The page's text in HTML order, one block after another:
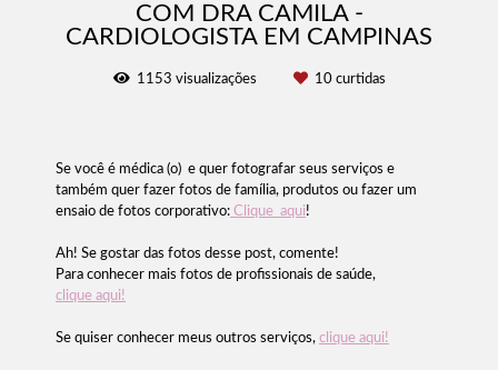
COM DRA CAMILA -
CARDIOLOGISTA EM CAMPINAS
1153 visualizações 10curtidas
Se você é médica (o) e quer fotografar seus serviços e
também quer fazer fotos de família, produtos ou fazer um
ensaio de fotos corporativo: Clique aqui!
Ah! Se gostar das fotos desse post, comente!
Para conhecer mais fotos de profissionais de saúde,
clique aqui!
Se quiser conhecer meus outros serviços, clique aqui!